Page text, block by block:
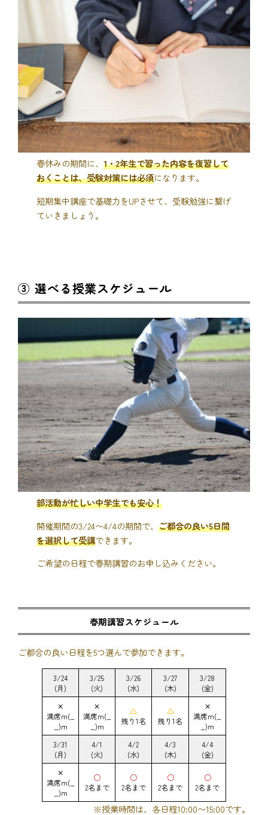
春休みの期間に、1・2年生で習った内容を復習して
おくことは、受験対策には必須になります。
短期集中講座で基礎力をUPさせて、受験勉強に繋げ
ていきましょう。
③ 選べる授業スケジュール
部活動が忙しい中学生でも安心！
開催期間の3/24〜4/4の期間で、ご都合の良い5日間
を選択して受講できます。
ご希望の日程で春期講習のお申し込みください。
春期講習スケジュール
ご都合の良い日程を5つ選んで参加できます。
3/24
(月)
3/25
(火)
3/26
(水)
3/27
(木)
3/28
(金)
×
満席m(_
_)m
×
満席m(_
_)m
△
残り1名
△
残り1名
×
満席m(_
_)m
3/31
(月)
4/1
(火)
4/2
(水)
4/3
(木)
4/4
(金)
×
満席m(_
_)m
○
2名まで
○
2名まで
○
2名まで
○
2名まで
※授業時間は、各日程10:00〜15:00です。